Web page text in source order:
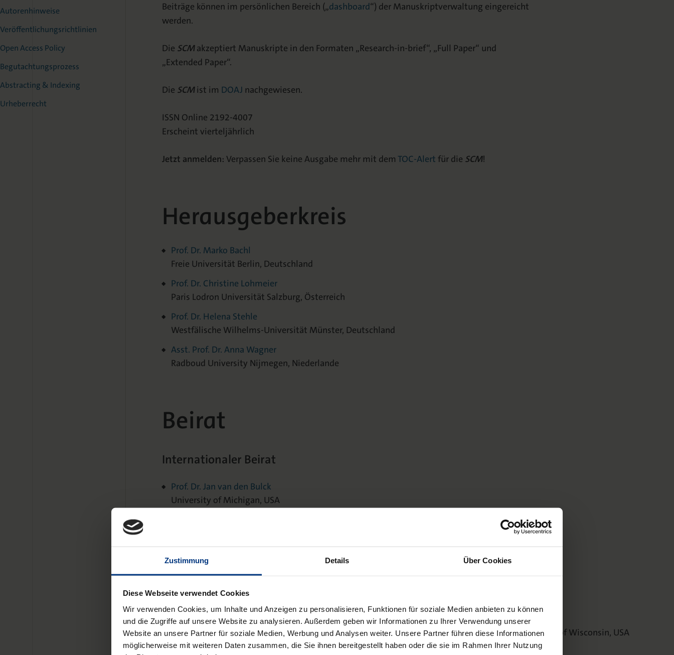
Zustimmung Details Über Cookies
Diese Webseite verwendet Cookies
Wir verwenden Cookies, um Inhalte und Anzeigen zu personalisieren, Funktionen für soziale Medien anbieten zu können
und die Zugriffe auf unsere Website zu analysieren. Außerdem geben wir Informationen zu Ihrer Verwendung unserer
Website an unsere Partner für soziale Medien, Werbung und Analysen weiter. Unsere Partner führen diese Informationen
möglicherweise mit weiteren Daten zusammen, die Sie ihnen bereitgestellt haben oder die sie im Rahmen Ihrer Nutzung
Autorenhinweise
Veröffentlichungsrichtlinien
Open Access Policy
Begutachtungsprozess
Abstracting & Indexing
Urheberrecht
Beiträge können im persönlichen Bereich („dashboard“) der Manuskriptverwaltung eingereicht
werden.
Die SCMakzeptiert Manuskripte in den Formaten „Research-in-brief“, „Full Paper“ und
„Extended Paper“.
Die SCMist im DOAJ nachgewiesen.
ISSN Online 2192-4007
Erscheint vierteljährlich
Jetzt anmelden: Verpassen Sie keine Ausgabe mehr mit dem TOC-Alert für die SCM!
Herausgeberkreis
Prof. Dr. Marko Bachl
Freie Universität Berlin, Deutschland
Prof. Dr. Christine Lohmeier
Paris Lodron Universität Salzburg, Österreich
Prof. Dr. Helena Stehle
Westfälische Wilhelms-Universität Münster, Deutschland
Asst. Prof. Dr. Anna Wagner
Radboud University Nijmegen, Niederlande
Beirat
Internationaler Beirat
Prof. Dr. Jan van den Bulck
University of Michigan, USA
Edith Cowan University, Australia
London School of Economics and Political Sciene, UK
Prof. Dr. Dietram A. Scheufele
Department of Life Sciences Communication und College of Agricultural & Life Sciences, University of Wisconsin, USA
Prof. Dr. Peter J. Schulz